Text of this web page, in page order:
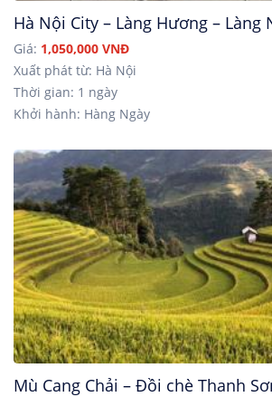
Hà Nội City – Làng Hương – Làng
Giá: 1,050,000 VNĐ
Xuất phát từ: Hà Nội
Thời gian: 1 ngày
Khởi hành: Hàng Ngày
Mù Cang Chải – Đồi chè Thanh